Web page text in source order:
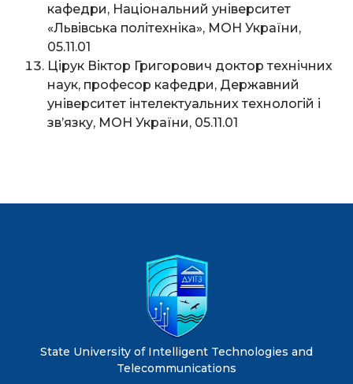
кафедри, Національний університет
«Львівська політехніка», МОН України,
05.11.01
Цірук Віктор Григорович доктор технічних
наук, професор кафедри, Державний
університет інтелектуальних технологій і
зв’язку, МОН України, 05.11.01
State University of Intelligent Technologies and
Telecommunications